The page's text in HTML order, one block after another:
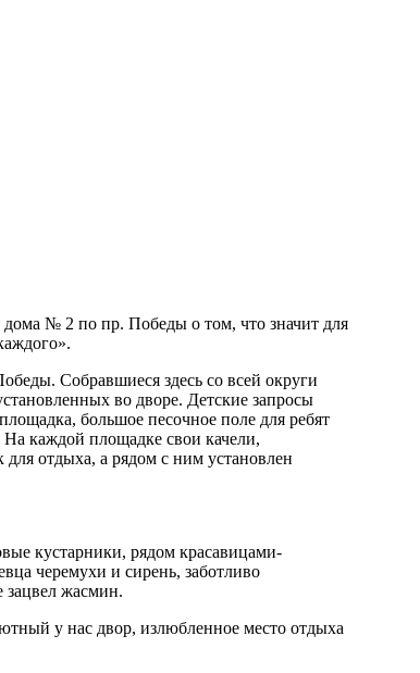
№ 2 по пр. Победы о том, что значит для
Собравшиеся здесь со всей округи
во дворе. Детские запросы
большое песочное поле для ребят
На каждой площадке свои качели,
отдыха, а рядом с ним установлен
кустарники, рядом красавицами-
черемухи и сирень, заботливо
жасмин.
у нас двор, излюбленное место отдыха